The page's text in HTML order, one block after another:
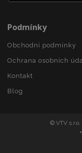
Podmínky
Obchodní podmínky
Ochrana osobních
Kontakt
Blog
© VTV
mage-